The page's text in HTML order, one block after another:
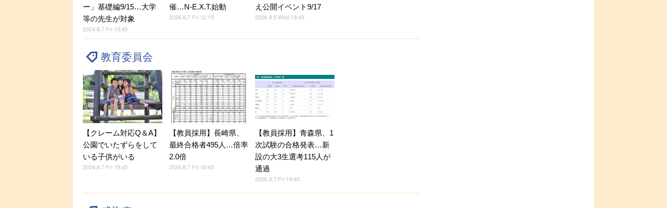
ー」基礎編9/15…大学
等の先生が対象
2026.8.7 Fri 13:45
催…N-E.X.T.始動
2026.8.7 Fri 12:15
え公開イベント9/17
2026.8.5 Wed 18:45
教育委員会
【クレーム対応Q＆A】
公園でいたずらをして
いる子供がいる
2026.8.7 Fri 19:45
【教員採用】長崎県、
最終合格者495人…倍率
2.0倍
2026.8.7 Fri 18:45
【教員採用】青森県、1
次試験の合格発表…新
設の大3生選考115人が
通過
2026.8.7 Fri 16:45